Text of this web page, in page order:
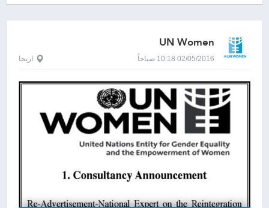
UN Women
02/05/2016 10:18 صباحاً اريحا